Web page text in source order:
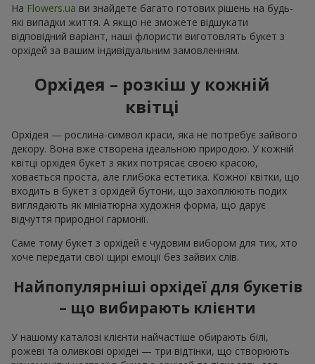
На Flowers.ua ви знайдете багато готових рішень на будь-
які випадки життя. А якщо не зможете відшукати
відповідний варіант, наші флористи виготовлять букет з
орхідей за вашим індивідуальним замовленням.
Орхідея – розкіш у кожній
квітці
Орхідея — рослина-символ краси, яка не потребує зайвого
декору. Вона вже створена ідеальною природою. У кожній
квітці орхідея букет з яких потрясає своєю красою,
ховається проста, але глибока естетика. Кожної квітки, що
входить в букет з орхідей бутони, що захоплюють подих
виглядають як мініатюрна художня форма, що дарує
відчуття природної гармонії.
Саме тому букет з орхідей є чудовим вибором для тих, хто
хоче передати свої щирі емоції без зайвих слів.
Найпопулярніші орхідеї для букетів
– що вибирають клієнти
У нашому каталозі клієнти найчастіше обирають білі,
рожеві та оливкові орхідеі — три відтінки, що створюють